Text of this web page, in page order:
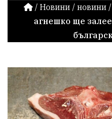
/ Новини / новини /
агнешко ще